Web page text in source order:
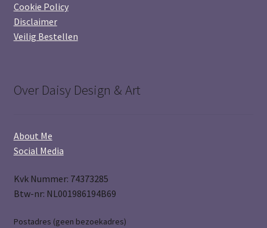
Cookie Policy
Disclaimer
Veilig Bestellen
Over Daisy Design & Art
About Me
Social Media
Kvk Nummer: 74373285
Btw-nr: NL001986194B69
Postadres (geen bezoekadres)